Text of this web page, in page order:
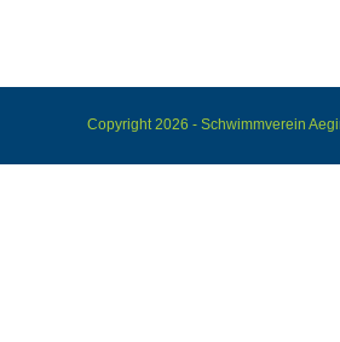
Copyright 2026 - Schwimmverein